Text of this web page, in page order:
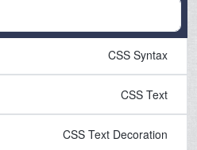
CSS Syntax
CSS Text
CSS Text Decoration